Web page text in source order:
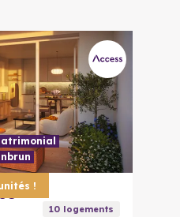
!
10logements